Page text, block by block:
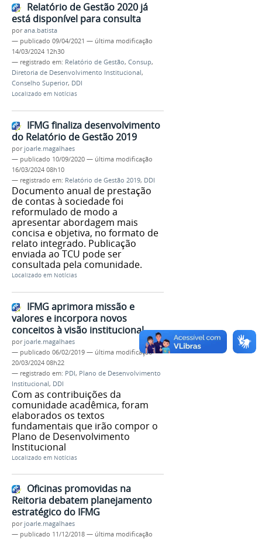
Relatório de Gestão 2020 já
está disponível para consulta
porana.batista
— publicado 09/04/2021 — última modificação
14/03/2024 12h30
— registrado em: Relatório de Gestão, Consup,
Diretoria de Desenvolvimento Institucional,
Conselho Superior, DDI
Localizado em Notícias
IFMG finaliza desenvolvimento
do Relatório de Gestão 2019
por joarle.magalhaes
— publicado 10/09/2020 — última modificação
16/03/2024 08h10
— registrado em: Relatório de Gestão 2019, DDI
Documento anual de prestação
de contas à sociedade foi
reformulado de modo a
apresentar abordagem mais
concisa e objetiva, no formato de
relato integrado. Publicação
enviada ao TCU pode ser
consultada pela comunidade.
Localizado em Notícias
IFMG aprimora missão e
valores e incorpora novos
conceitos à visão institucional
por joarle.magalhaes
— publicado 06/02/2019 — última modificação
20/03/2024 08h22
— registrado em: PDI, Plano de Desenvolvimento
Institucional, DDI
Com as contribuições da
comunidade acadêmica, foram
elaborados os textos
fundamentais que irão compor o
Plano de Desenvolvimento
Institucional
Localizado em Notícias
Oficinas promovidas na
Reitoria debatem planejamento
estratégico do IFMG
por joarle.magalhaes
— publicado 11/12/2018 — última modificação